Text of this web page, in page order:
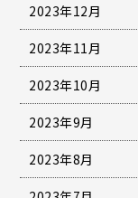
2023年12月
2023年11月
2023年10月
2023年9月
2023年8月